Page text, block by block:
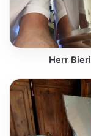
Herr Bieri